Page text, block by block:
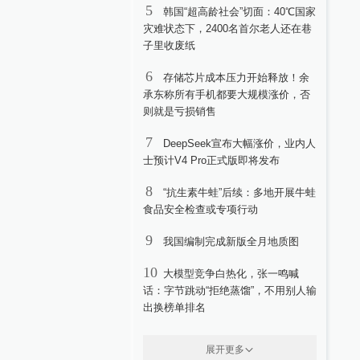
5
韩国“超高龄社会”切面：40℃国家
灾难状态下，2400名首尔老人还在巷
子里收废纸
6
存储芯片成本压力开始释放！余
承东称所有手机都要大规模涨价，否
则就是亏损销售
7
DeepSeek宣布大幅涨价，业内人
士预计V4 Pro正式版即将发布
8
“抗生素牛蛙”后续：多地开展牛蛙
食品安全检查或专项行动
9 我国编制完成新版全月地质图
10 大模型竞争白热化，张一鸣喊
话：字节跳动“拒绝蒸馏”，不用别人输
出换榜单排名
展开更多